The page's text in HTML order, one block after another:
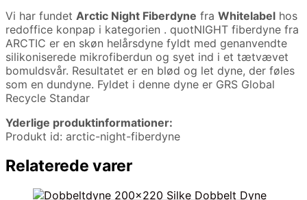
Vi har fundet Arctic Night Fiberdyne fra Whitelabel hos
redoffice konpap i kategorien . quotNIGHT fiberdyne fra
ARCTIC er en skøn helårsdyne fyldt med genanvendte
silikoniserede mikrofiberdun og syet ind i et tætvævet
bomuldsvår. Resultatet er en blød og let dyne, der føles
som en dundyne. Fyldet i denne dyne er GRS Global
Recycle Standar
Yderlige produktinformationer:
Produkt id: arctic-night-fiberdyne
Relaterede varer